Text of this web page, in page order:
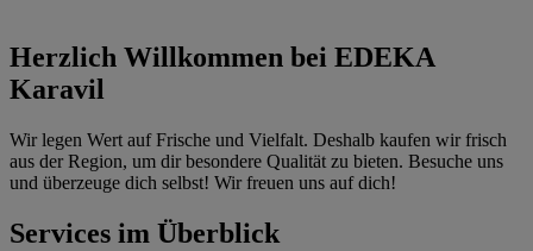
Herzlich Willkommen bei EDEKA
Karavil
Wir legen Wert auf Frische und Vielfalt. Deshalb kaufen wir frisch
aus der Region, um dir besondere Qualität zu bieten. Besuche uns
und überzeuge dich selbst! Wir freuen uns auf dich!
Services im Überblick